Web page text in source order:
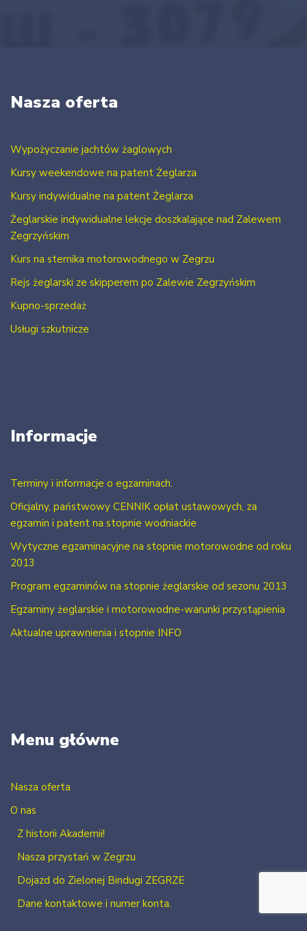
Nasza oferta
Wypożyczanie jachtów żaglowych
Kursy weekendowe na patent Żeglarza
Kursy indywidualne na patent Żeglarza
Żeglarskie indywidualne lekcje doszkalające nad Zalewem
Zegrzyńskim
Kurs na sternika motorowodnego w Zegrzu
Rejs żeglarski ze skipperem po Zalewie Zegrzyńskim
Kupno-sprzedaż
Usługi szkutnicze
Informacje
Terminy i informacje o egzaminach.
Oficjalny, państwowy CENNIK opłat ustawowych, za
egzamin i patent na stopnie wodniackie
Wytyczne egzaminacyjne na stopnie motorowodne od roku
2013
Program egzaminów na stopnie żeglarskie od sezonu 2013
Egzaminy żeglarskie i motorowodne-warunki przystąpienia
Aktualne uprawnienia i stopnie INFO
Menu główne
Nasza oferta
O nas
Z historii Akademii!
Nasza przystań w Zegrzu
Dojazd do Zielonej Bindugi ZEGRZE
Dane kontaktowe i numer konta.